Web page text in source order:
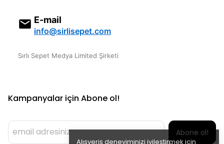
Alışveriş deneyiminizi iyileştirmek için
E-mail
info@sirlisepet.com
Sırlı Sepet Medya Limited Şirketi
Kampanyalar için Abone ol!
Abone ol!